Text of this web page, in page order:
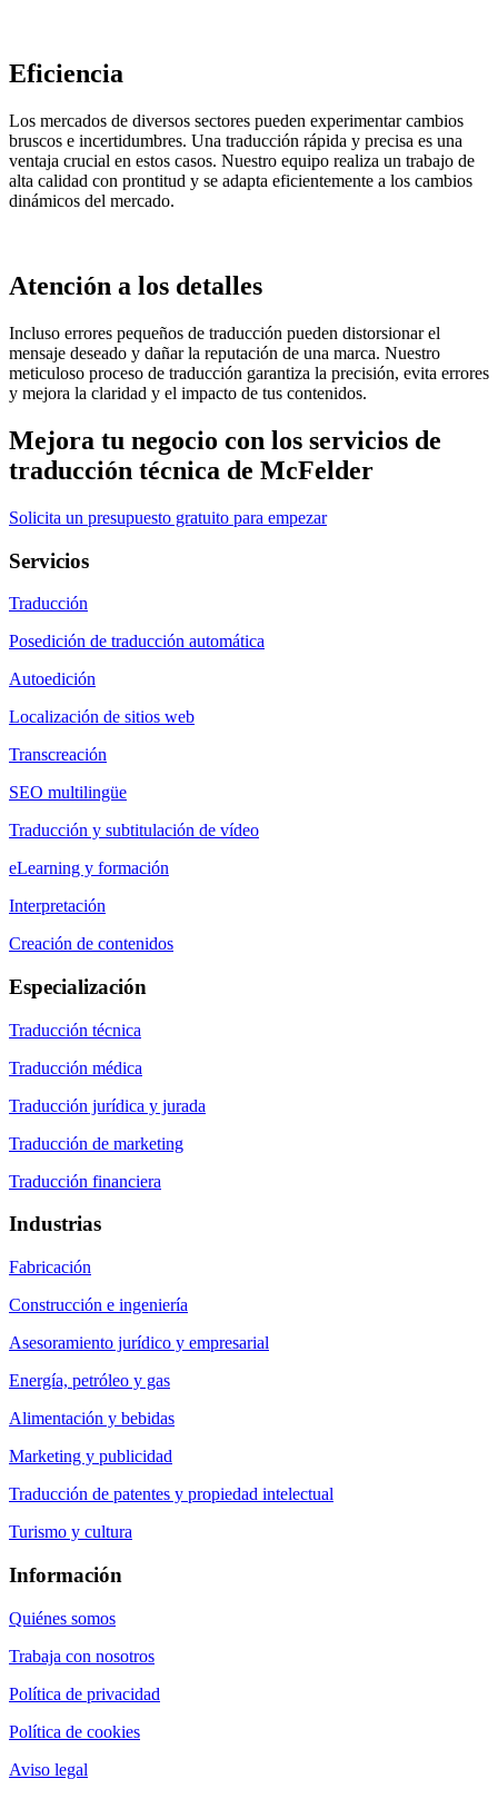
Eficiencia
Los mercados de diversos sectores pueden experimentar cambios
bruscos e incertidumbres. Una traducción rápida y precisa es una
ventaja crucial en estos casos. Nuestro equipo realiza un trabajo de
alta calidad con prontitud y se adapta eficientemente a los cambios
dinámicos del mercado.
Atención a los detalles
Incluso errores pequeños de traducción pueden distorsionar el
mensaje deseado y dañar la reputación de una marca. Nuestro
meticuloso proceso de traducción garantiza la precisión, evita errores
y mejora la claridad y el impacto de tus contenidos.
Mejora tu negocio con los servicios de
traducción técnica de McFelder
Solicita un presupuesto gratuito para empezar
Servicios
Traducción
Posedición de traducción automática
Autoedición
Localización de sitios web
Transcreación
SEO multilingüe
Traducción y subtitulación de vídeo
eLearning y formación
Interpretación
Creación de contenidos
Especialización
Traducción técnica
Traducción médica
Traducción jurídica y jurada
Traducción de marketing
Traducción financiera
Industrias
Fabricación
Construcción e ingeniería
Asesoramiento jurídico y empresarial
Energía, petróleo y gas
Alimentación y bebidas
Marketing y publicidad
Traducción de patentes y propiedad intelectual
Turismo y cultura
Información
Quiénes somos
Trabaja con nosotros
Política de privacidad
Política de cookies
Aviso legal